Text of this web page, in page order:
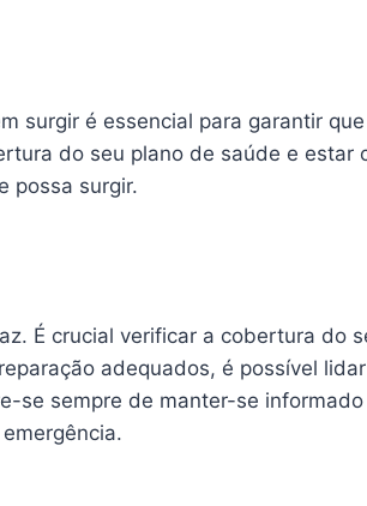
surgir é essencial para garantir
do seu plano de saúde e estar
possa surgir.
É crucial verificar a cobertura do
adequados, é possível
se sempre de manter-se